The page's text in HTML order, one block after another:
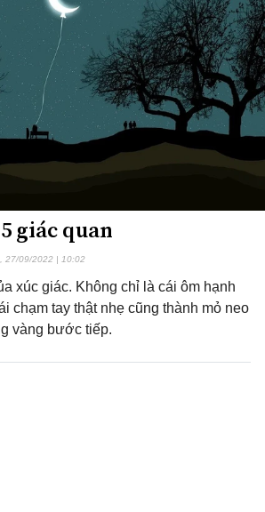
giác quan
27/09/2022 | 10:02
xúc giác. Không chỉ là cái ôm hạnh
chạm tay thật nhẹ cũng thành mỏ neo
vàng bước tiếp.